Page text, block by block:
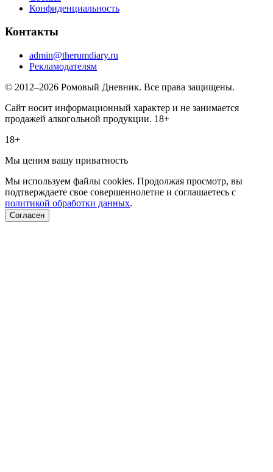
Конфиденциальность
Контакты
admin@therumdiary.ru
Рекламодателям
© 2012–2026 Ромовый Дневник. Все права защищены.
Сайт носит информационный характер и не занимается
продажей алкогольной продукции. 18+
18+
Мы ценим вашу приватность
Мы используем файлы cookies. Продолжая просмотр, вы
подтверждаете свое совершеннолетие и соглашаетесь с
политикой обработки данных.
Согласен